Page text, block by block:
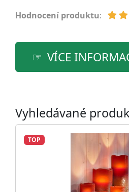
Hodnocení produktu:
VÍCE
Vyhledávané
TOP